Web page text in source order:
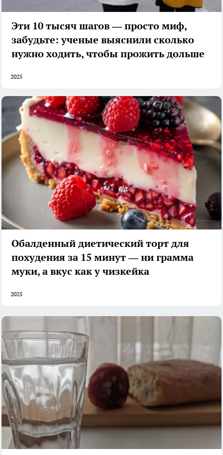
Эти 10 тысяч шагов — просто миф,
забудьте: ученые выяснили сколько
нужно ходить, чтобы прожить дольше
2025
Обалденный диетический торт для
похудения за 15 минут — ни грамма
муки, а вкус как у чизкейка
2025